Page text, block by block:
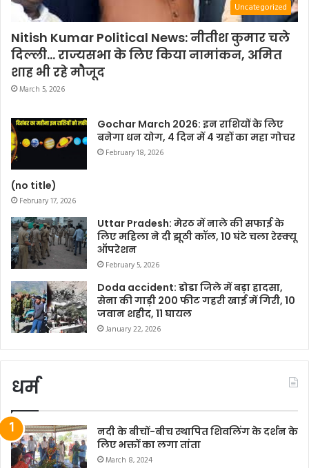
Uncategorized
Nitish Kumar Political News: नीतीश कुमार चले
दिल्ली… राज्यसभा के लिए किया नामांकन, अमित
शाह भी रहे मौजूद
March 5, 2026
Gochar March 2026: इन राशियों के लिए
बनेगा धन योग, 4 दिन में 4 ग्रहों का महा गोचर
February 18, 2026
(no title)
February 17, 2026
Uttar Pradesh: मेरठ में नाले की सफाई के
लिए महिला ने दी झूठी कॉल, 10 घंटे चला रेस्क्यू
ऑपरेशन
February 5, 2026
Doda accident: डोडा जिले में बड़ा हादसा,
सेना की गाड़ी 200 फीट गहरी खाई में गिरी, 10
जवान शहीद, 11 घायल
January 22, 2026
धर्म
नदी के बीचों-बीच स्थापित शिवलिंग के दर्शन के
लिए भक्तों का लगा तांता
March 8, 2024